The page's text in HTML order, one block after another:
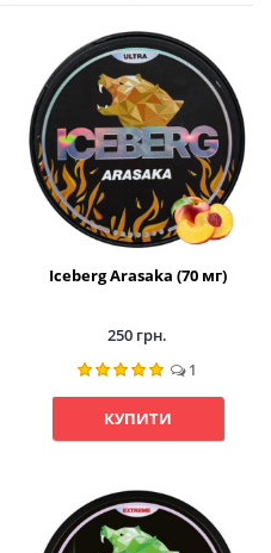
Iceberg Arasaka (70 мг)
250 грн.
1
КУПИТИ